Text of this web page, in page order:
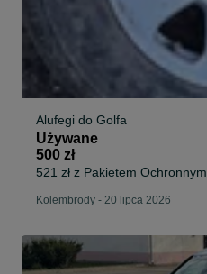
Alufegi do Golfa
Używane
500 zł
521 zł z Pakietem Ochronnym
Kolembrody - 20 lipca 2026